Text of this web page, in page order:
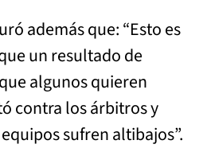
además que: “Esto es
un resultado de
algunos quieren
contra los árbitros y
sufren altibajos”.